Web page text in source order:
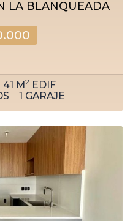
LA BLANQUEADA
41 M2 EDIF
1 GARAJE